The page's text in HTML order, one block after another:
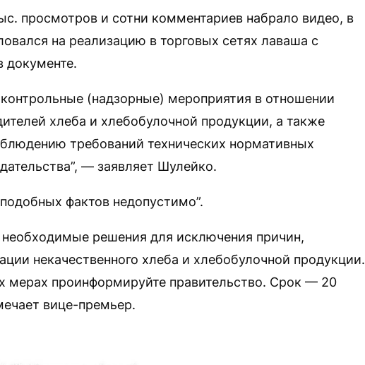
просмотров и сотни комментариев набрало видео, в
на реализацию в торговых сетях лаваша с
документе.
(надзорные) мероприятия в отношении
хлеба и хлебобулочной продукции, а также
требований технических нормативных
— заявляет Шулейко.
фактов недопустимо”.
необходимые решения для исключения причин,
некачественного хлеба и хлебобулочной продукции.
мерах проинформируйте правительство. Срок — 20
вице-премьер.